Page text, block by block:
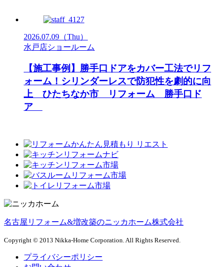
2026.07.09 （Thu）
水戸店ショールーム
【施工事例】勝手口ドアをカバー工法でリフ
ォーム！シリンダーレスで防犯性を劇的に向
上 ひたちなか市 リフォーム 勝手口ド
ア
名古屋リフォーム&増改築のニッカホーム株式会社
Copyright © 2013 Nikka-Home Corporation. All Rights Reserved.
プライバシーポリシー